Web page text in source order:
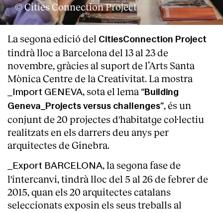
© Cities Connection Project
La segona edició del CitiesConnection Project
tindrà lloc a Barcelona del 13 al 23 de
novembre, gràcies al suport de l’Arts Santa
Mònica Centre de la Creativitat. La mostra
_Import GENEVA, sota el lema “Building
Geneva_Projects versus challenges”, és un
conjunt de 20 projectes d'habitatge col·lectiu
realitzats en els darrers deu anys per
arquitectes de Ginebra.
_Export BARCELONA, la segona fase de
l'intercanvi, tindrà lloc del 5 al 26 de febrer de
2015, quan els 20 arquitectes catalans
seleccionats exposin els seus treballs al